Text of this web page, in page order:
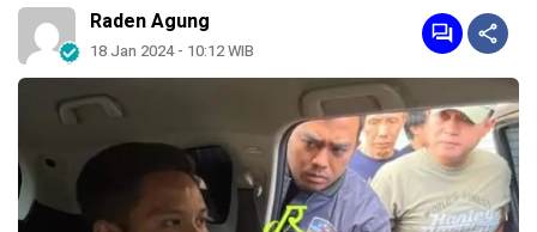
Raden Agung
18 Jan 2024 - 10:12 WIB